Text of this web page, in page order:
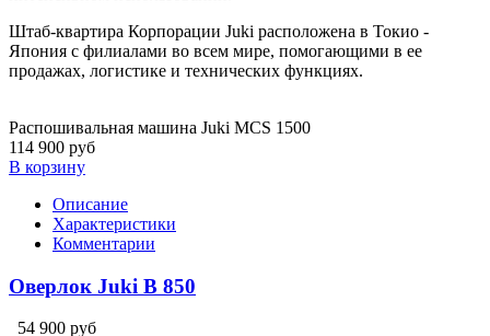
Штаб-квартира Корпорации Juki расположена в Токио -
Япония с филиалами во всем мире, помогающими в ее
продажах, логистике и технических функциях.
Распошивальная машина Juki MCS 1500
114 900 руб
В корзину
Описание
Характеристики
Комментарии
Оверлок Juki B 850
54 900 руб